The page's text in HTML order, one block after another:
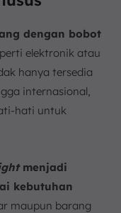
dengan bobot
elektronik atau
hanya tersedia
internasional,
hati untuk
menjadi
kebutuhan
maupun barang